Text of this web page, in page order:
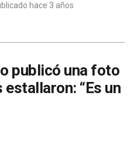
hace 3 años
publicó una foto
“Es un